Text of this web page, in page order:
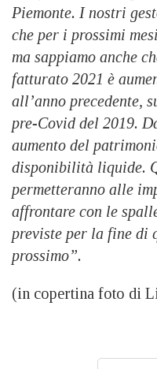
Piemonte. I nostri
che per i prossimi
ma sappiamo anche
fatturato 2021 è
all’anno precedente,
pre-Covid del 2019.
aumento del
disponibilità liquide.
permetteranno alle
affrontare con le
previste per la fine di
prossimo”.
(in copertina foto di